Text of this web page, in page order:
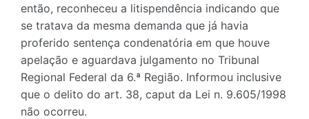
então, reconheceu a litispendência indicando que
se tratava da mesma demanda que já havia
proferido sentença condenatória em que houve
apelação e aguardava julgamento no Tribunal
Regional Federal da 6.ª Região. Informou inclusive
que o delito do art. 38, caput da Lei n. 9.605/1998
não ocorreu.